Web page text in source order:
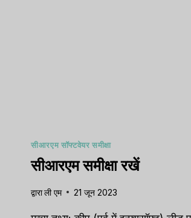
सीआरएम सॉफ्टवेयर समीक्षा
सीआरएम समीक्षा रखें
द्वाराली एम 21 जून 2023